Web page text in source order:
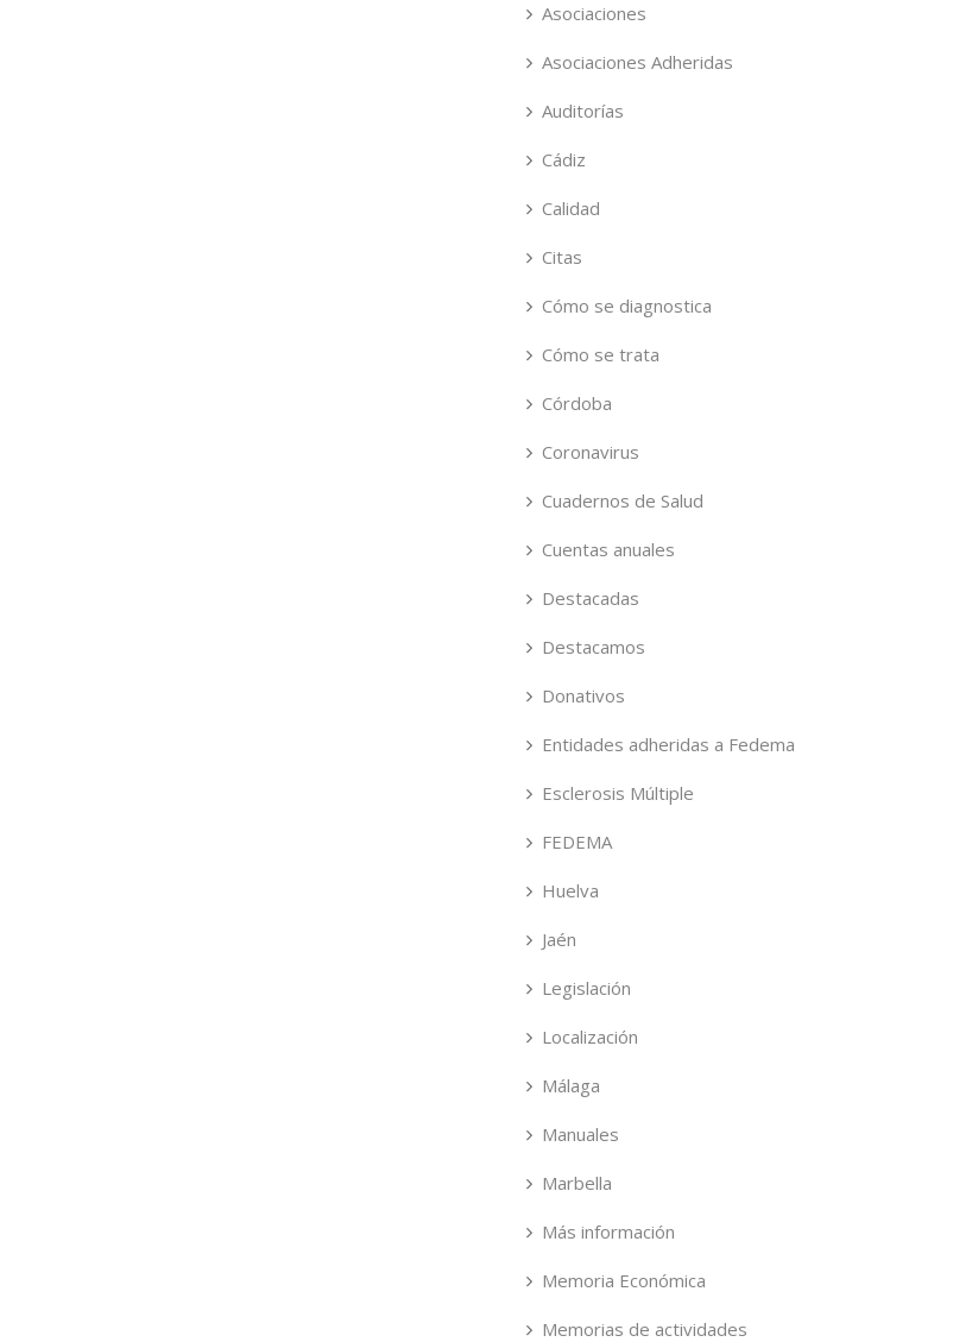
Asociaciones
Asociaciones Adheridas
Auditorías
Cádiz
Calidad
Citas
Cómo se diagnostica
Cómo se trata
Córdoba
Coronavirus
Cuadernos de Salud
Cuentas anuales
Destacadas
Destacamos
Donativos
Entidades adheridas a Fedema
Esclerosis Múltiple
FEDEMA
Huelva
Jaén
Legislación
Localización
Málaga
Manuales
Marbella
Más información
Memoria Económica
Memorias de actividades